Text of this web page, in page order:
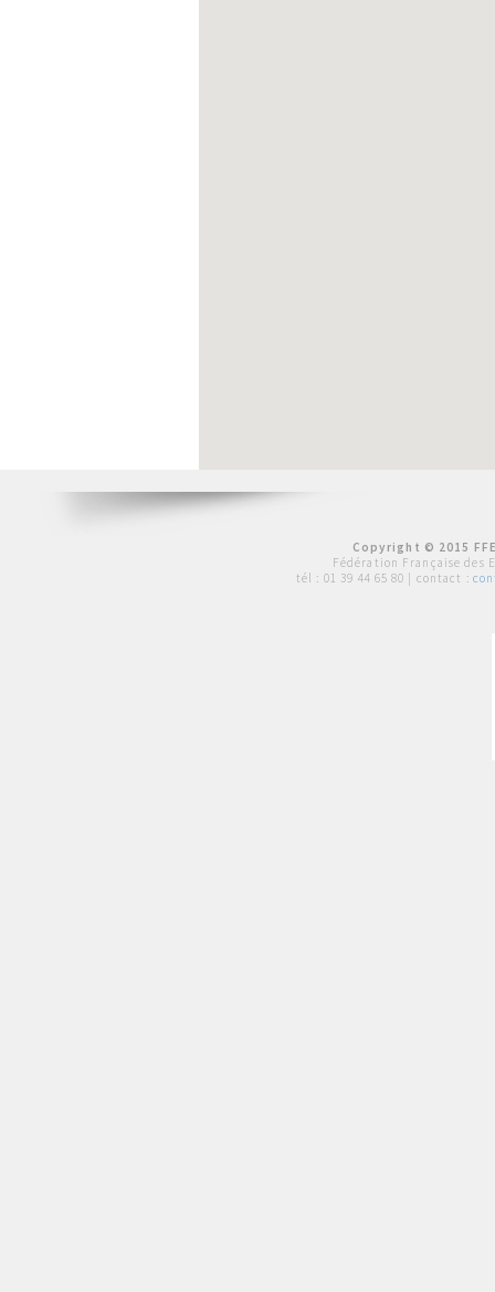
Copyright © 2015
Fédération Française des
tél : 01 39 44 65 80 | contact :